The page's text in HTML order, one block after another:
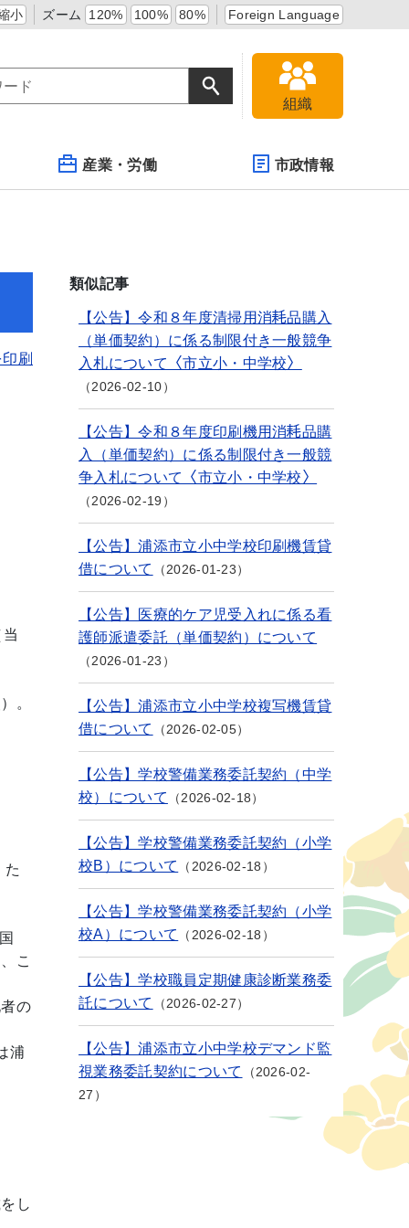
小 ズーム 120% 100% 80% Foreign Language
組織
産業・労働 市政情報
刷
。
た
こ
の
浦
し
類似記事
【公告】令和８年度清掃用消耗品購入
（単価契約）に係る制限付き一般競争
入札について〈市立小・中学校〉
2026-02-10
【公告】令和８年度印刷機用消耗品購
入（単価契約）に係る制限付き一般競
争入札について〈市立小・中学校〉
2026-02-19
【公告】浦添市立小中学校印刷機賃貸
借について
2026-01-23
【公告】医療的ケア児受入れに係る看
護師派遣委託（単価契約）について
2026-01-23
【公告】浦添市立小中学校複写機賃貸
借について
2026-02-05
【公告】学校警備業務委託契約（中学
校）について
2026-02-18
【公告】学校警備業務委託契約（小学
校B）について
2026-02-18
【公告】学校警備業務委託契約（小学
校A）について
2026-02-18
【公告】学校職員定期健康診断業務委
託について
2026-02-27
【公告】浦添市立小中学校デマンド監
視業務委託契約について
2026-02-
27